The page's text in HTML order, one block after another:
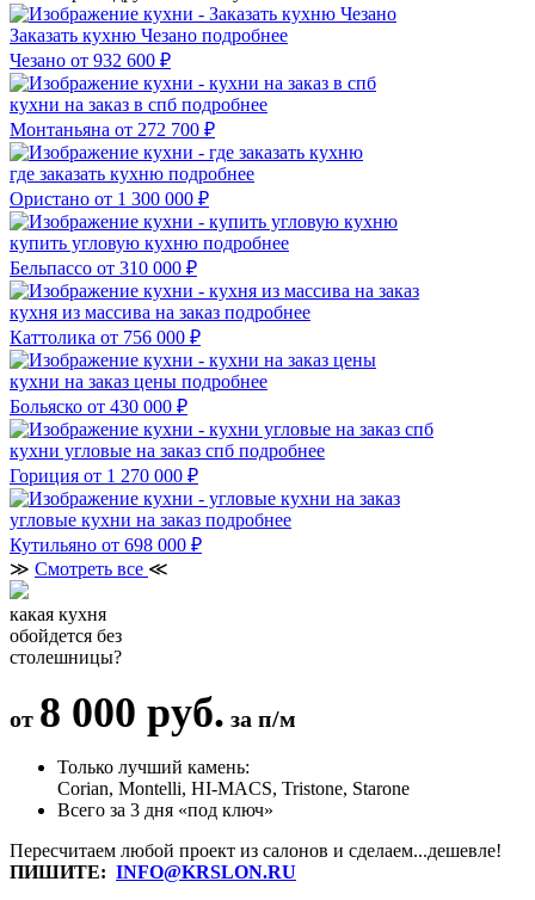
Заказать кухню Чезано подробнее
Чезано от 932 600 ₽
кухни на заказ в спб подробнее
Монтаньяна от 272 700 ₽
где заказать кухню подробнее
Ористано от 1 300 000 ₽
купить угловую кухню подробнее
Бельпассо от 310 000 ₽
кухня из массива на заказ подробнее
Каттолика от 756 000 ₽
кухни на заказ цены подробнее
Больяско от 430 000 ₽
кухни угловые на заказ спб подробнее
Гориция от 1 270 000 ₽
угловые кухни на заказ подробнее
Кутильяно от 698 000 ₽
≫ Смотреть все ≪
какая кухня
обойдется без
столешницы?
от 8 000 руб. за п/м
Только лучший камень:
Corian, Montelli, HI-MACS, Tristone, Starone
Всего за 3 дня «под ключ»
Пересчитаем любой проект из салонов и сделаем...дешевле!
ПИШИТЕ: INFO@KRSLON.RU